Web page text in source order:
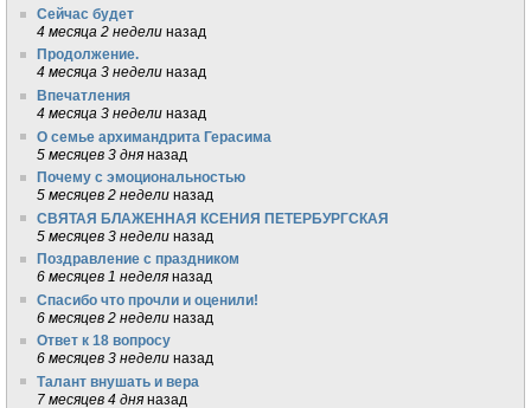
Сейчас будет
4 месяца 2 недели назад
Продолжение.
4 месяца 3 недели назад
Впечатления
4 месяца 3 недели назад
О семье архимандрита Герасима
5 месяцев 3 дня назад
Почему с эмоциональностью
5 месяцев 2 недели назад
СВЯТАЯ БЛАЖЕННАЯ КСЕНИЯ ПЕТЕРБУРГСКАЯ
5 месяцев 3 недели назад
Поздравление с праздником
6 месяцев 1 неделя назад
Спасибо что прочли и оценили!
6 месяцев 2 недели назад
Ответ к 18 вопросу
6 месяцев 3 недели назад
Талант внушать и вера
7 месяцев 4 дня назад